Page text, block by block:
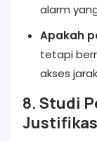
alarm
Apakah
tetapi
akses
8. Studi